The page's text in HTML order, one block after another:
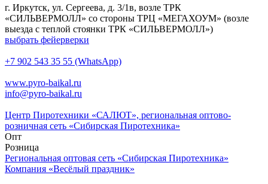
г. Иркутск, ул. Сергеева, д. 3/1в, возле ТРК
«СИЛЬВЕРМОЛЛ» со стороны ТРЦ «МЕГАХОУМ» (возле
выезда с теплой стоянки ТРК «СИЛЬВЕРМОЛЛ»)
выбрать фейерверки
+7 902 543 35 55 (WhatsApp)
www.pyro-baikal.ru
info@pyro-baikal.ru
Центр Пиротехники «САЛЮТ», региональная оптово-
розничная сеть «Сибирская Пиротехника»
Опт
Розница
Региональная оптовая сеть «Сибирская Пиротехника»
Компания «Весёлый праздник»